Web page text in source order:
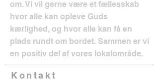
om. Vi vil gerne være et fællesskab
hvor alle kan opleve Guds
kærlighed, og hvor alle kan få en
plads rundt om bordet. Sammen er vi
en positiv del af vores lokalområde.
Kontakt